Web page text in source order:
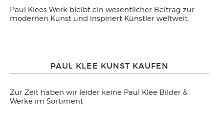
Paul Klees Werk bleibt ein wesentlicher Beitrag zur
modernen Kunst und inspiriert Künstler weltweit.
PAUL KLEE KUNST KAUFEN
Zur Zeit haben wir leider keine Paul Klee Bilder &
Werke im Sortiment